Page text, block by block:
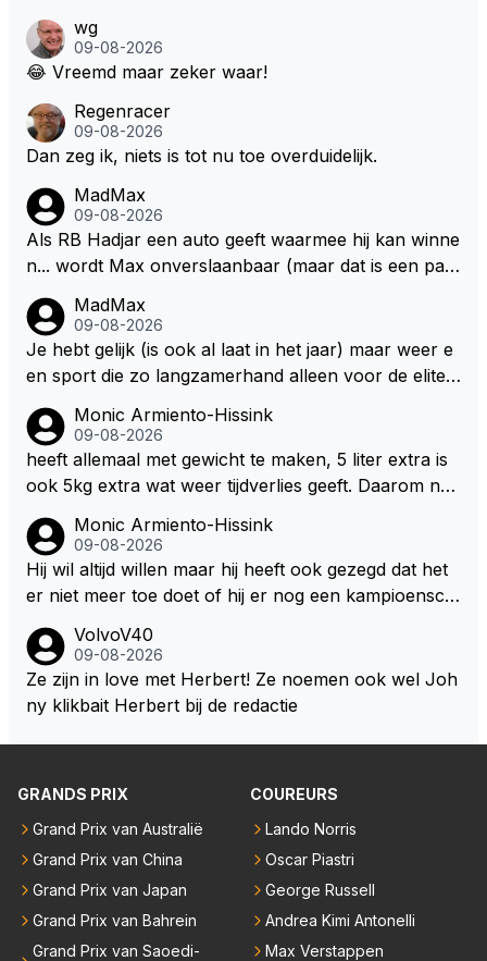
en na het volgende kontrakt.
wg
09-08-2026
😂 Vreemd maar zeker waar!
Regenracer
09-08-2026
Dan zeg ik, niets is tot nu toe overduidelijk.
MadMax
09-08-2026
Als RB Hadjar een auto geeft waarmee hij kan winne
n... wordt Max onverslaanbaar (maar dat is een par
MadMax
09-08-2026
Je hebt gelijk (is ook al laat in het jaar) maar weer e
en sport die zo langzamerhand alleen voor de elite t
Monic Armiento-Hissink
09-08-2026
heeft allemaal met gewicht te maken, 5 liter extra is
ook 5kg extra wat weer tijdverlies geeft. Daarom ne
auto, het is extra gewicht plus na 15 minuten is het h
ete thee geworden.
Monic Armiento-Hissink
09-08-2026
Hij wil altijd willen maar hij heeft ook gezegd dat het
er niet meer toe doet of hij er nog een kampioensch
ioen is hij al, dat zal zijn leven niet veranderen. Hij wi
l in de eerste plaats races winnen met de eigen moto
r van RB. Dat zijn zijn eigen uitspraken in een van de
e goede richting in gestuurd worden. Als hij perse uit
er bij RB vertrokken.
VolvoV40
09-08-2026
Ze zijn in love met Herbert! Ze noemen ook wel Joh
ny klikbait Herbert bij de redactie
GRANDS PRIX
Grand Prix van Australië
Grand Prix van China
Grand Prix van Japan
Grand Prix van Bahrein
Grand Prix van Saoedi-
COUREURS
Lando Norris
Oscar Piastri
George Russell
Andrea Kimi Antonelli
Max Verstappen